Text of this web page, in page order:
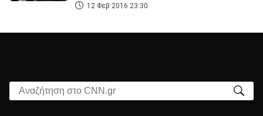
12 Φεβ 2016 23:30
Αναζήτηση στο CNN.gr